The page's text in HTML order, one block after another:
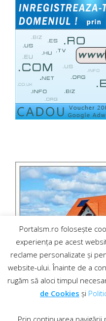
Portalsm.ro folosește
experiența pe acest
reclame personalizate și
website-ului. Înainte de a
rugăm să aloci timpul
de Cookies și